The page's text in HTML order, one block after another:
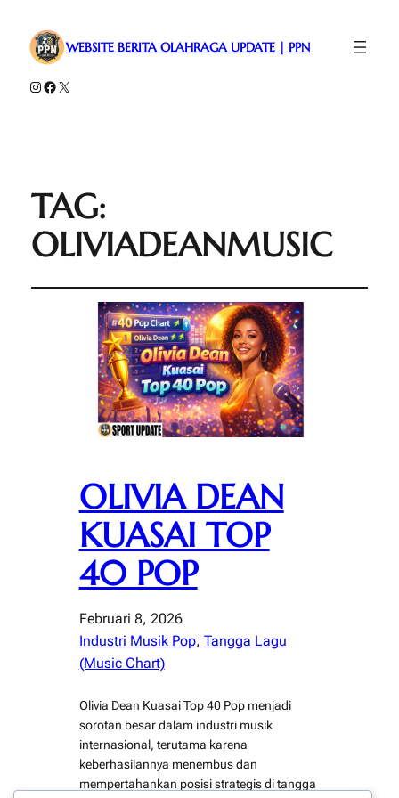
WEBSITE BERITA OLAHRAGA UPDATE | PPN
Instagram
Facebook
X
TAG:
OLIVIADEANMUSIC
OLIVIA DEAN
KUASAI TOP
40 POP
Februari 8, 2026
Industri Musik Pop, Tangga Lagu
(Music Chart)
Olivia Dean Kuasai Top 40 Pop menjadi
sorotan besar dalam industri musik
internasional, terutama karena
keberhasilannya menembus dan
mempertahankan posisi strategis di tangga